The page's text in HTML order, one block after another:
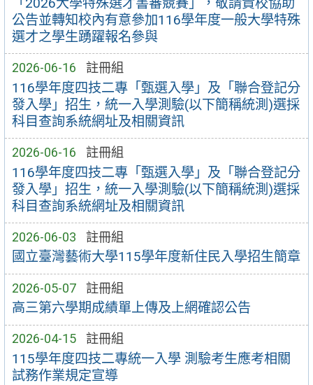
公告並轉知校內有意參加116學年度一般大學特殊
選才之學生踴躍報名參與
2026-06-16 註冊組
116學年度四技二專「甄選入學」及「聯合登記分
發入學」招生，統一入學測驗(以下簡稱統測)選採
科目查詢系統網址及相關資訊
2026-06-16 註冊組
116學年度四技二專「甄選入學」及「聯合登記分
發入學」招生，統一入學測驗(以下簡稱統測)選採
科目查詢系統網址及相關資訊
2026-06-03 註冊組
國立臺灣藝術大學115學年度新住民入學招生簡章
2026-05-07 註冊組
高三第六學期成績單上傳及上網確認公告
2026-04-15 註冊組
115學年度四技二專統一入學 測驗考生應考相關
試務作業規定宣導